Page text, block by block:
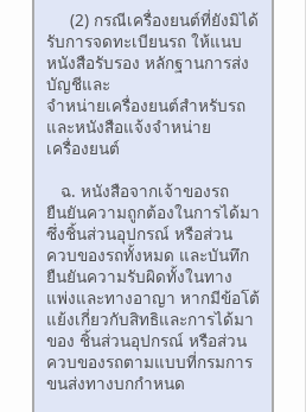
(2) กรณีเครื่องยนต์ที่ยังมิได้
รับการจดทะเบียนรถ ให้แนบ
หนังสือรับรอง หลักฐานการส่ง
บัญชีและ
จำหน่ายเครื่องยนต์สำหรับรถ
และหนังสือแจ้งจำหน่าย
เครื่องยนต์
ฉ. หนังสือจากเจ้าของรถ
ยืนยันความถูกต้องในการได้มา
ซึ่งชิ้นส่วนอุปกรณ์ หรือส่วน
ควบของรถทั้งหมด และบันทึก
ยืนยันความรับผิดทั้งในทาง
แพ่งและทางอาญา หากมีข้อโต้
แย้งเกี่ยวกับสิทธิและการได้มา
ของ ชิ้นส่วนอุปกรณ์ หรือส่วน
ควบของรถตามแบบที่กรมการ
ขนส่งทางบกกำหนด